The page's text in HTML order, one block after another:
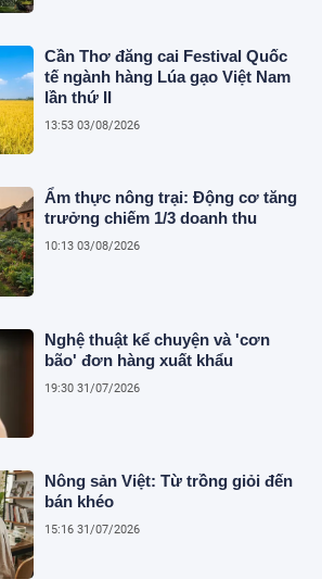
Cần Thơ đăng cai Festival Quốc
tế ngành hàng Lúa gạo Việt Nam
lần thứ II
13:53 03/08/2026
Ẩm thực nông trại: Động cơ tăng
trưởng chiếm 1/3 doanh thu
10:13 03/08/2026
Nghệ thuật kể chuyện và 'cơn
bão' đơn hàng xuất khẩu
19:30 31/07/2026
Nông sản Việt: Từ trồng giỏi đến
bán khéo
15:16 31/07/2026